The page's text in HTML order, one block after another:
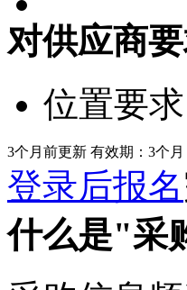
对供应商要
位置要求
3个月前更新 有效期：3个月
登录后报名
什么是"采